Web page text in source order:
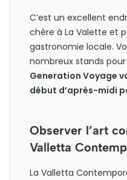
C’est un excellent
chère à La Valette et
gastronomie locale.
nombreux stands
Generation Voyage
début d’après-midi
Observer l’art
Valletta
La Valletta